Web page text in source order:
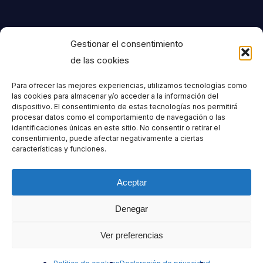
Gestionar el consentimiento
de las cookies
Para ofrecer las mejores experiencias, utilizamos tecnologías como
las cookies para almacenar y/o acceder a la información del
dispositivo. El consentimiento de estas tecnologías nos permitirá
procesar datos como el comportamiento de navegación o las
identificaciones únicas en este sitio. No consentir o retirar el
consentimiento, puede afectar negativamente a ciertas
características y funciones.
Aceptar
Denegar
Ver preferencias
al